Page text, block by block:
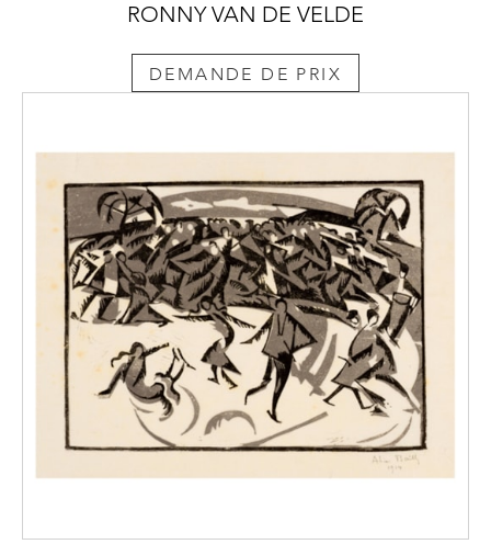
RONNY VAN DE VELDE
DEMANDE DE PRIX